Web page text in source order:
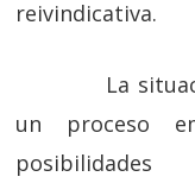
reivindicativa.
La situación
un proceso